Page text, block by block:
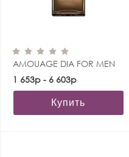
AMOUAGE DIA FOR MEN
1 653р - 6 603р
Купить